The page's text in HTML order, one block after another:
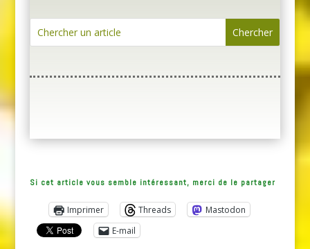
Si cet article vous semble intéressant, merci de le partager
Imprimer Threads
Mastodon
E-mail